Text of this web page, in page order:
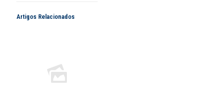
Artigos Relacionados